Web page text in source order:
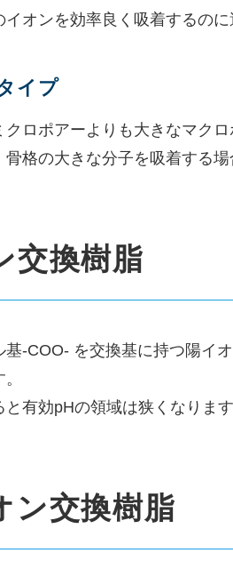
オンを効率良く吸着するのに
イプ
ロポアーよりも大きなマク
格の大きな分子を吸着する場
交換樹脂
-COO- を交換基に持つ陽イ
有効pHの領域は狭くなりま
ン交換樹脂